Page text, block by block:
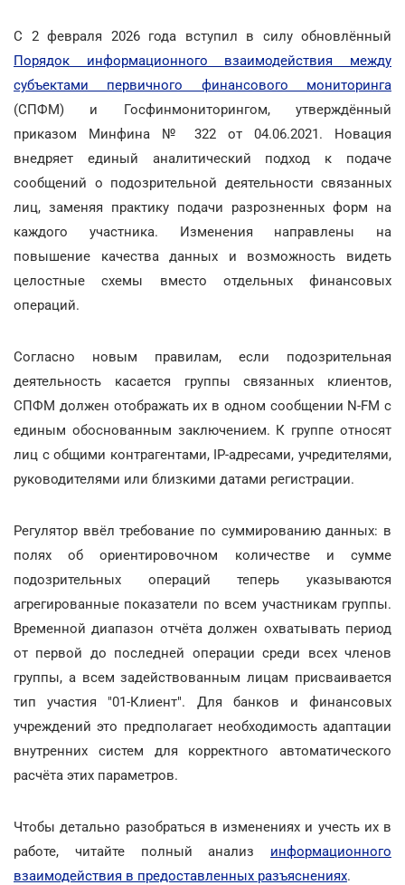
С 2 февраля 2026 года вступил в силу обновлённый
Порядок информационного взаимодействия между
субъектами первичного финансового мониторинга
(СПФМ) и Госфинмониторингом, утверждённый
приказом Минфина № 322 от 04.06.2021. Новация
внедряет единый аналитический подход к подаче
сообщений о подозрительной деятельности связанных
лиц, заменяя практику подачи разрозненных форм на
каждого участника. Изменения направлены на
повышение качества данных и возможность видеть
целостные схемы вместо отдельных финансовых
операций.
Согласно новым правилам, если подозрительная
деятельность касается группы связанных клиентов,
СПФМ должен отображать их в одном сообщении N-FM с
единым обоснованным заключением. К группе относят
лиц с общими контрагентами, IP-адресами, учредителями,
руководителями или близкими датами регистрации.
Регулятор ввёл требование по суммированию данных: в
полях об ориентировочном количестве и сумме
подозрительных операций теперь указываются
агрегированные показатели по всем участникам группы.
Временной диапазон отчёта должен охватывать период
от первой до последней операции среди всех членов
группы, а всем задействованным лицам присваивается
тип участия "01-Клиент". Для банков и финансовых
учреждений это предполагает необходимость адаптации
внутренних систем для корректного автоматического
расчёта этих параметров.
Чтобы детально разобраться в изменениях и учесть их в
работе, читайте полный анализ информационного
взаимодействия в предоставленных разъяснениях.